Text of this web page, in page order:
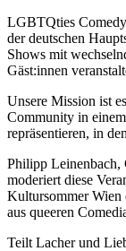
LGBTQties
der deutschen
Shows mit
Gäst:innen
Unsere Mission ist
Community in
repräsentieren, in
Philipp Leinenbach,
moderiert diese
Kultursommer Wien
aus queeren
Teilt Lacher und